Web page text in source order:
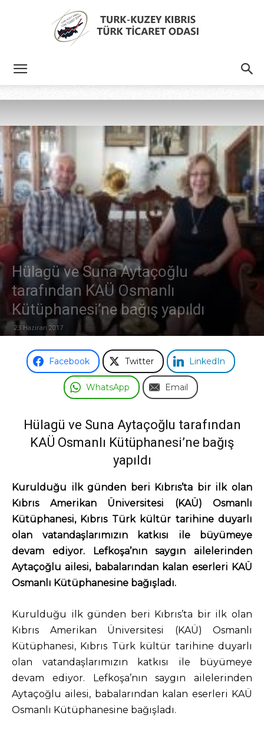
Kıbrıs
Türk
Ticaret
Odası
Hülagü ve Suna Aytaçoğlu
tarafından KAÜ Osmanlı
Kütüphanesi’ne bağış yapıldı
23 Haziran 2017
Facebook Twitter LinkedIn
WhatsApp Email
Hülagü ve Suna Aytaçoğlu tarafından
KAÜ Osmanlı Kütüphanesi’ne bağış
yapıldı
Kurulduğu ilk günden beri Kıbrıs’ta bir ilk olan
Kıbrıs Amerikan Üniversitesi (KAÜ) Osmanlı
Kütüphanesi, Kıbrıs Türk kültür tarihine duyarlı
olan vatandaşlarımızın katkısı ile büyümeye
devam ediyor. Lefkoşa’nın saygın ailelerinden
Aytaçoğlu ailesi, babalarından kalan eserleri KAÜ
Osmanlı Kütüphanesine bağışladı.
Kurulduğu ilk günden beri Kıbrıs’ta bir ilk olan
Kıbrıs Amerikan Üniversitesi (KAÜ) Osmanlı
Kütüphanesi, Kıbrıs Türk kültür tarihine duyarlı
olan vatandaşlarımızın katkısı ile büyümeye
devam ediyor. Lefkoşa’nın saygın ailelerinden
Aytaçoğlu ailesi, babalarından kalan eserleri KAÜ
Osmanlı Kütüphanesine bağışladı.